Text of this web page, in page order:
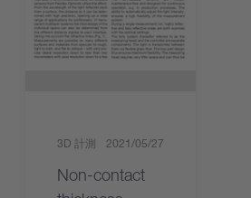
3D 計測 2021/05/27
Non-contact